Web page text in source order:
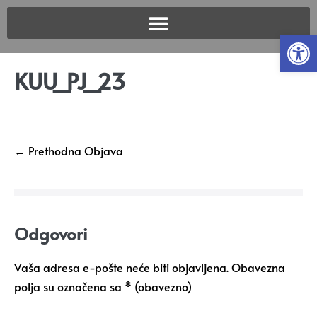
KUU_PJ_23
← Prethodna Objava
Odgovori
Vaša adresa e-pošte neće biti objavljena.Obavezna
polja su označena sa * (obavezno)